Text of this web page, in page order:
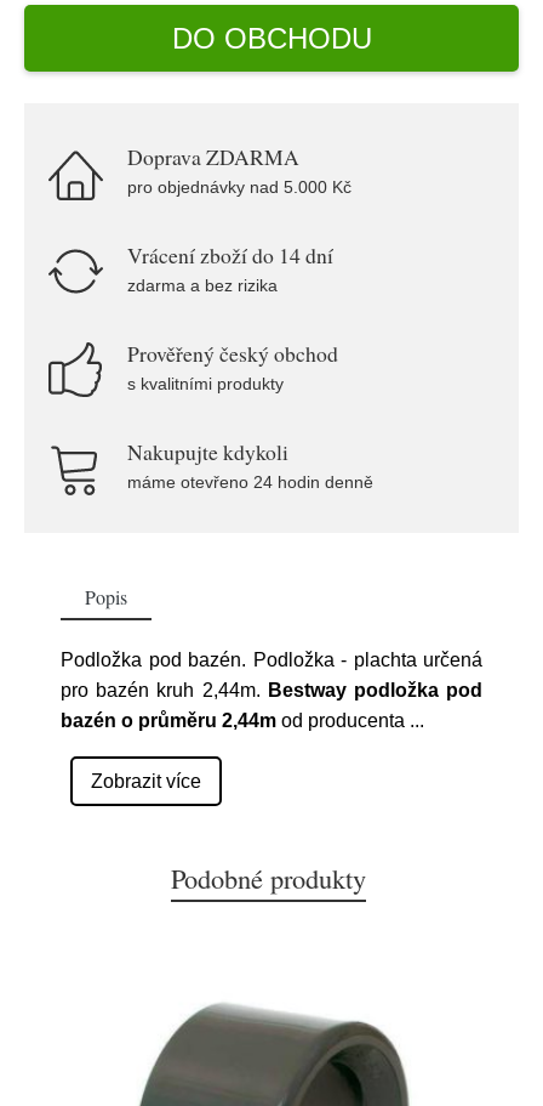
DO OBCHODU
Doprava ZDARMA
pro objednávky nad 5.000 Kč
Vrácení zboží do 14 dní
zdarma a bez rizika
Prověřený český obchod
s kvalitními produkty
Nakupujte kdykoli
máme otevřeno 24 hodin denně
Popis
Podložka pod bazén. Podložka - plachta určená
pro bazén kruh 2,44m. Bestway podložka pod
bazén o průměru 2,44m od producenta ...
Zobrazit více
Podobné produkty